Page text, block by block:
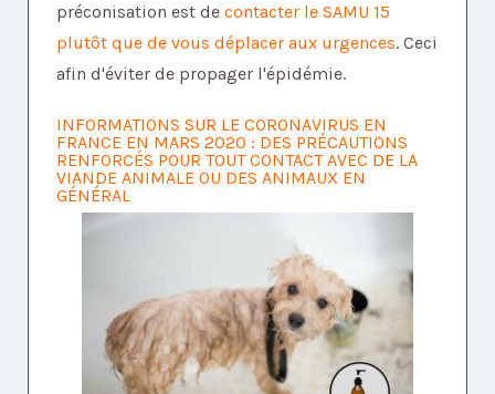
préconisation est de contacter le SAMU 15
plutôt que de vous déplacer aux urgences. Ceci
afin d'éviter de propager l'épidémie.
INFORMATIONS SUR LE CORONAVIRUS EN
FRANCE EN MARS 2020 : DES PRÉCAUTIONS
RENFORCÉS POUR TOUT CONTACT AVEC DE LA
VIANDE ANIMALE OU DES ANIMAUX EN
GÉNÉRAL